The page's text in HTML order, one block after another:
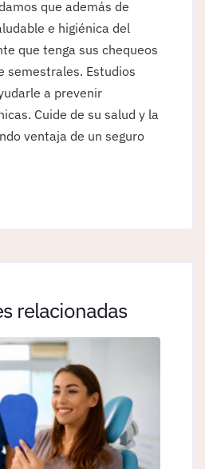
que además de
e higiénica del
que tenga sus chequeos
semestrales. Estudios
a prevenir
Cuide de su salud y la
ventaja de un seguro
relacionadas